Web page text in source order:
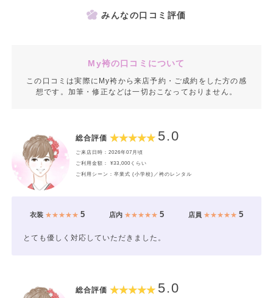
みんなの口コミ評価
My袴の口コミについて
この口コミは実際にMy袴から来店予約・ご成約をした方の感
想です。加筆・修正などは一切おこなっておりません。
総合評価 5.0
ご来店日時：2026年07月頃
ご利用金額： ¥33,000くらい
ご利用シーン：卒業式 (小学校)／袴のレンタル
衣装★★★★★ 5 店内★★★★★ 5 店員 ★★★★★5
とても優しく対応していただきました。
総合評価 5.0